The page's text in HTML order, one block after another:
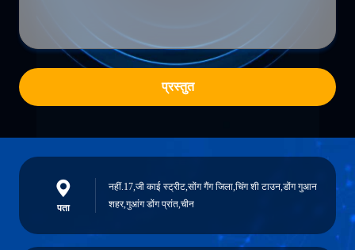
प्रस्तुत
पता
नहीं.17,जी काई स्ट्रीट,सोंग गैंग जिला,चिंग शी टाउन,डोंग गुआन
शहर,गुआंग डोंग प्रांत,चीन